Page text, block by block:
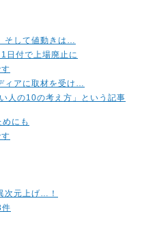
そして値動きは…
日付で上場廃止に
ィアに取材を受け…
人の10の考え方」という記事
にも
次元上げ…！